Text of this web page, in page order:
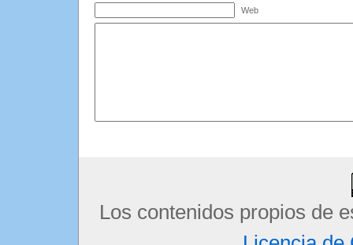
Web
Los contenidos propios de